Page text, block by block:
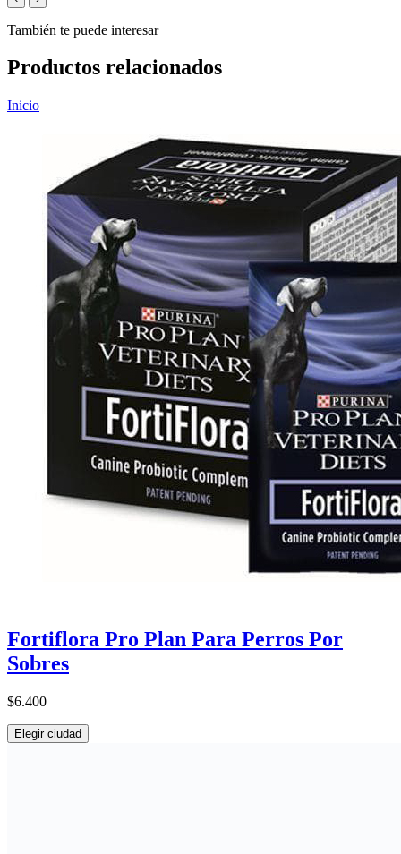
También te puede interesar
Productos relacionados
Inicio
Fortiflora Pro Plan Para Perros Por
Sobres
$6.400
Elegir ciudad